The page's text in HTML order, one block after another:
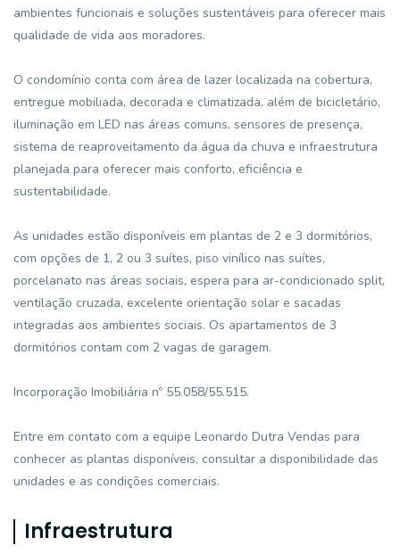
ambientes funcionais e soluções sustentáveis para oferecer mais
qualidade de vida aos moradores.
O condomínio conta com área de lazer localizada na cobertura,
entregue mobiliada, decorada e climatizada, além de bicicletário,
iluminação em LED nas áreas comuns, sensores de presença,
sistema de reaproveitamento da água da chuva e infraestrutura
planejada para oferecer mais conforto, eficiência e
sustentabilidade.
As unidades estão disponíveis em plantas de 2 e 3 dormitórios,
com opções de 1, 2 ou 3 suítes, piso vinílico nas suítes,
porcelanato nas áreas sociais, espera para ar-condicionado split,
ventilação cruzada, excelente orientação solar e sacadas
integradas aos ambientes sociais. Os apartamentos de 3
dormitórios contam com 2 vagas de garagem.
Incorporação Imobiliária nº 55.058/55.515.
Entre em contato com a equipe Leonardo Dutra Vendas para
conhecer as plantas disponíveis, consultar a disponibilidade das
unidades e as condições comerciais.
Infraestrutura